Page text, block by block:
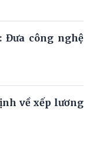
Đưa công nghệ
về xếp lương